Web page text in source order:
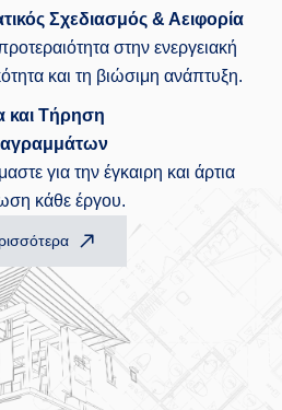
Σχεδιασμός & Αειφορία
στην ενεργειακή
και τη βιώσιμη ανάπτυξη.
και Τήρηση
για την έγκαιρη και άρτια
κάθε έργου.